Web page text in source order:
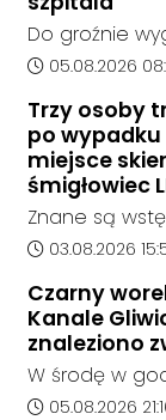
terenem ze
postępowania
żaden oferent.
Do groźnie
zdarzenia
godziny 6:30
samochodem
zjechał z drogi
sygnalizator
Data dodania
05.08.2026
Trzy osoby
po wypadku
miejsce
śmigłowiec
Znane są
zdarzenia
14:30 na
408 pomiędzy
Bierawą.
Data dodania
03.08.2026
Czarny
Kanale
znaleziono
W środę w
Data dodania
05.08.2026